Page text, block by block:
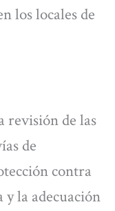
los locales de
revisión de las
de
contra
la adecuación